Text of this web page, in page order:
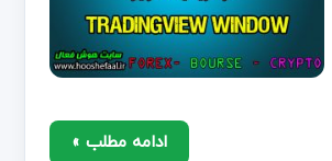
ادامه مطلب »